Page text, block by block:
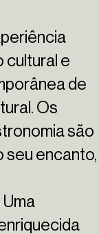
cultural e
de
Os
são
seu encanto,